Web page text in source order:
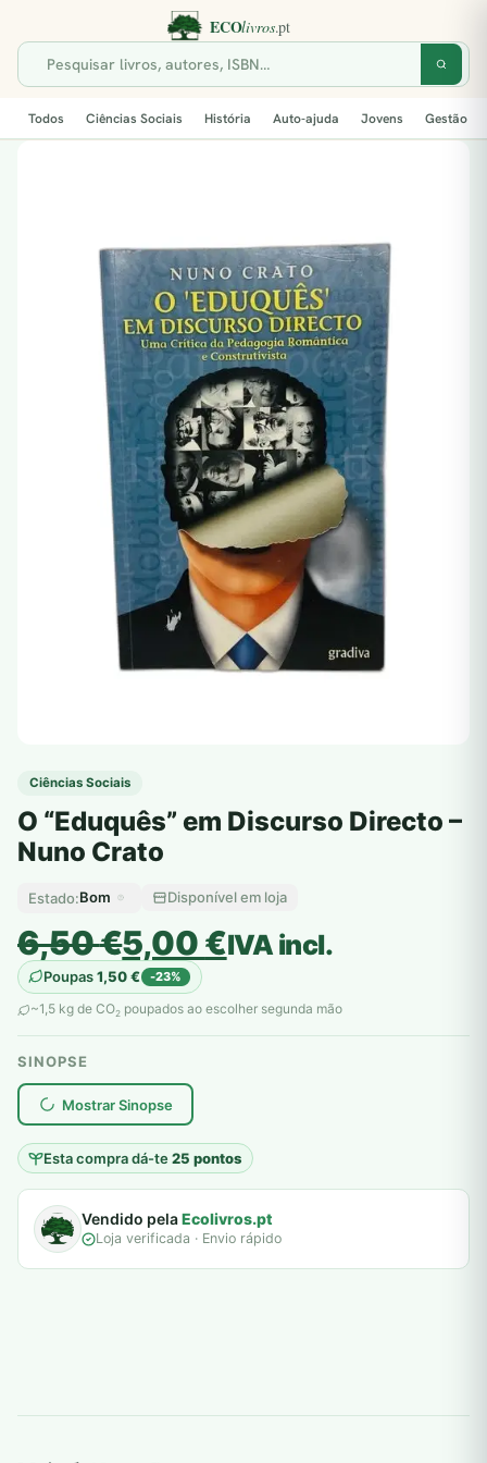
Todos Ciências Sociais História Auto-ajuda Jovens Gestão
Ciências Sociais
O “Eduquês” em Discurso Directo –
Nuno Crato
Estado:Bom Disponível em loja
6,50€
O
preço
original
era:
6,50 €.
5,00€
O
preço
atual
é:
5,00 €.
IVA incl.
Poupas1,50€ -23%
~1,5 kg de CO2 poupados ao escolher segunda mão
SINOPSE
Mostrar Sinopse
Esta compra dá-te25 pontos
plantar árvores reais
Vendido pelaEcolivros.pt
Loja verificada · Envio rápido